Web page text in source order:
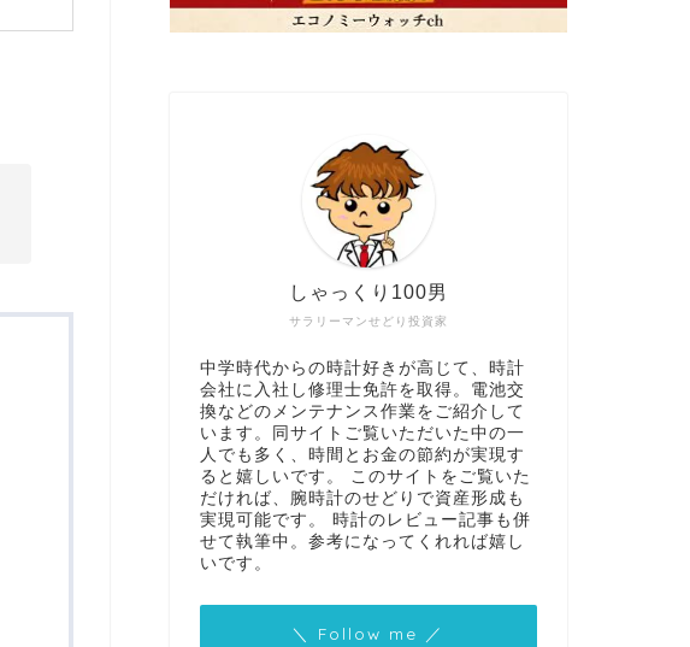
サラリーマンせどり投資家
しゃっくり100男
中学時代からの時計好きが高じて、時計
会社に入社し修理士免許を取得。電池交
換などのメンテナンス作業をご紹介して
います。同サイトご覧いただいた中の一
人でも多く、時間とお金の節約が実現す
ると嬉しいです。 このサイトをご覧いた
だければ、腕時計のせどりで資産形成も
実現可能です。 時計のレビュー記事も併
せて執筆中。参考になってくれれば嬉し
いです。
＼ Follow me ／